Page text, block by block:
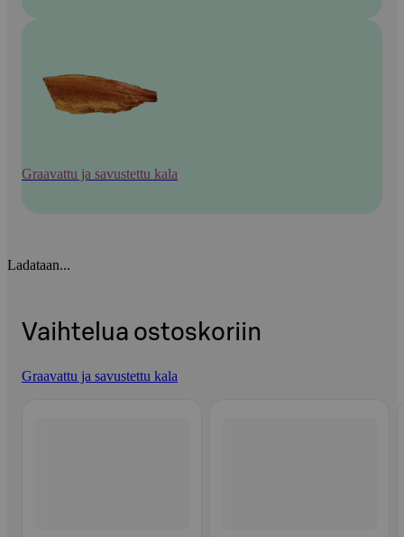
Graavattu ja savustettu kala
Ladataan...
Vaihtelua ostoskoriin
Graavattu ja savustettu kala